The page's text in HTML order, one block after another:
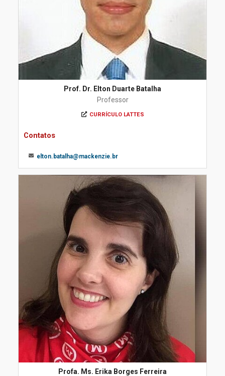
Prof. Dr. Elton Duarte Batalha
Professor
CURRÍCULO LATTES
Contatos
elton.batalha@mackenzie.br
Profa. Ms. Erika Borges Ferreira